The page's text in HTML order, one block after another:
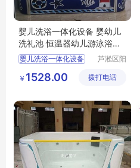
婴儿洗浴一体化设备 婴幼儿
洗礼池 恒温器幼儿游泳浴缸
宝宝缸按摩
婴儿洗浴一体化设备
恒温器幼儿游泳浴缸
芦淞区阳
童游泳馆
￥ 1528.00 拨打电话